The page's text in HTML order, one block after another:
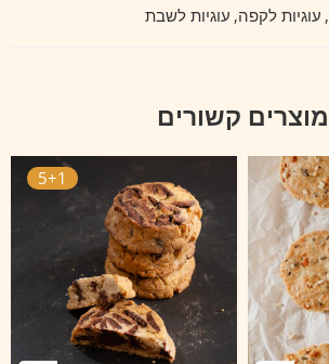
, עוגיות לקפה, עוגיות לשבת
מוצרים קשורים
5+1